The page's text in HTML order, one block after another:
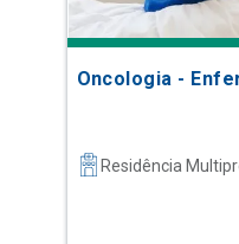
Oncologia -
Residência